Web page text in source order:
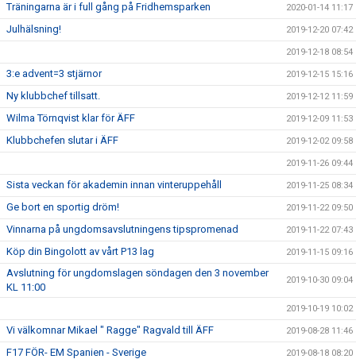
Träningarna är i full gång på Fridhemsparken 2020-01-14 11:17
Julhälsning! 2019-12-20 07:42
2019-12-18 08:54
3:e advent=3 stjärnor 2019-12-15 15:16
Ny klubbchef tillsatt. 2019-12-12 11:59
Wilma Törnqvist klar för ÄFF 2019-12-09 11:53
Klubbchefen slutar i ÄFF 2019-12-02 09:58
2019-11-26 09:44
Sista veckan för akademin innan vinteruppehåll 2019-11-25 08:34
Ge bort en sportig dröm! 2019-11-22 09:50
Vinnarna på ungdomsavslutningens tipspromenad 2019-11-22 07:43
Köp din Bingolott av vårt P13 lag 2019-11-15 09:16
Avslutning för ungdomslagen söndagen den 3 november
KL 11:00
2019-10-30 09:04
2019-10-19 10:02
Vi välkomnar Mikael " Ragge" Ragvald till ÄFF 2019-08-28 11:46
F17 FÖR- EM Spanien - Sverige 2019-08-18 08:20